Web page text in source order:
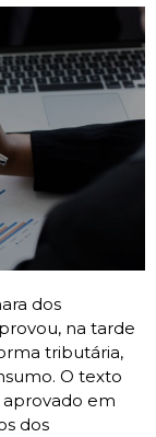
dos
na tarde
tributária,
O texto
aprovado em
dos